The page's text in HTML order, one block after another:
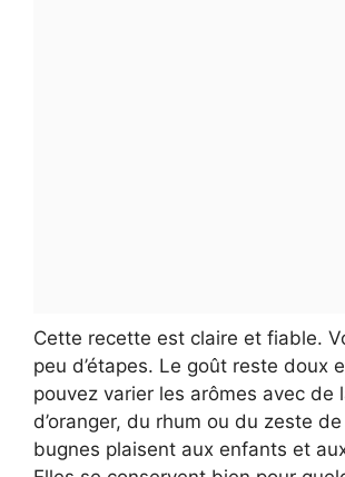
Cette recette est claire et fiable.
peu d’étapes. Le goût reste doux
pouvez varier les arômes avec de
d’oranger, du rhum ou du zeste
bugnes plaisent aux enfants et